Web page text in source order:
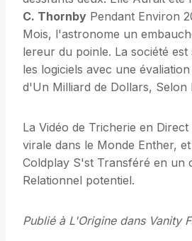
C. Thornby Pendant Environ
Mois, l'astronome un
lereur du poinle. La société est
les logiciels avec une
d'Un Milliard de Dollars, Selon
La Vidéo de Tricherie en Direct
virale dans le Monde Enther,
Coldplay S'st Transféré en un
Relationnel potentiel.
Publié à L'Origine dans Vanity